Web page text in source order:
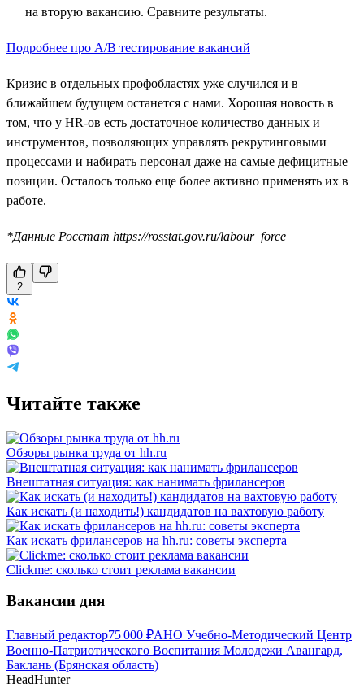
на вторую вакансию. Сравните результаты.
Подробнее про А/B тестирование вакансий
Кризис в отдельных профобластях уже случился и в
ближайшем будущем останется с нами. Хорошая новость в
том, что у HR-ов есть достаточное количество данных и
инструментов, позволяющих управлять рекрутинговыми
процессами и набирать персонал даже на самые дефицитные
позиции. Осталось только еще более активно применять их в
работе.
*Данные Росстат https://rosstat.gov.ru/labour_force
2
Читайте также
Обзоры рынка труда от hh.ru
Внештатная ситуация: как нанимать фрилансеров
Как искать (и находить!) кандидатов на вахтовую работу
Как искать фрилансеров на hh.ru: советы эксперта
Clickme: сколько стоит реклама вакансии
Вакансии дня
Главный редактор75 000 ₽АНО Учебно-Методический Центр
Военно-Патриотического Воспитания Молодежи Авангард,
Баклань (Брянская область)
HeadHunter